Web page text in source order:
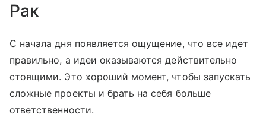
Рак
С начала дня появляется ощущение, что все идет
правильно, а идеи оказываются действительно
стоящими. Это хороший момент, чтобы запускать
сложные проекты и брать на себя больше
ответственности.